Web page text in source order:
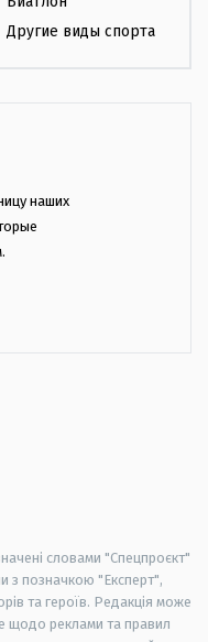
Другие виды спорта
наших
словами "Спецпроєкт"
з позначкою "Експерт",
та героїв. Редакція може
щодо реклами та правил